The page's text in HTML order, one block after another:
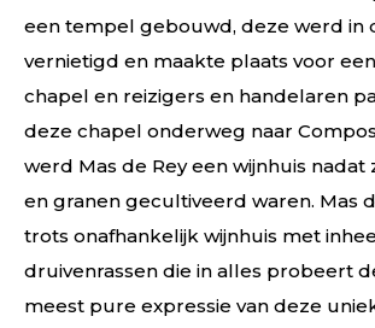
een tempel gebouwd, deze werd in
vernietigd en maakte plaats voor
chapel en reizigers en handelaren
deze chapel onderweg naar
werd Mas de Rey een wijnhuis
en granen gecultiveerd waren. Mas
trots onafhankelijk wijnhuis met
druivenrassen die in alles probeert
meest pure expressie van deze